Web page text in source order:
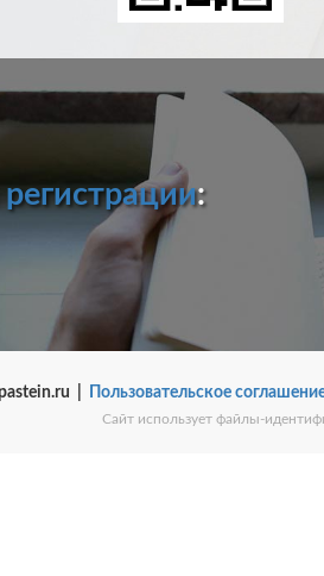
регистрации:
| Пользовательское
Сайт использует файлы-